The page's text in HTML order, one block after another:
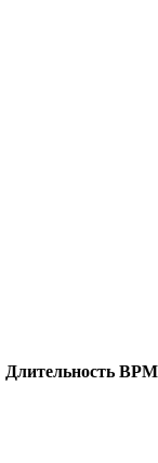
Длительность BPM